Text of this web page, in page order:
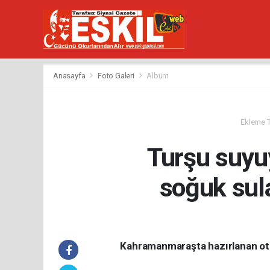
Anasayfa Foto Galeri Albüm
Ekleme
Turşu
soğuk
Kahramanmaraşta hazırlanan